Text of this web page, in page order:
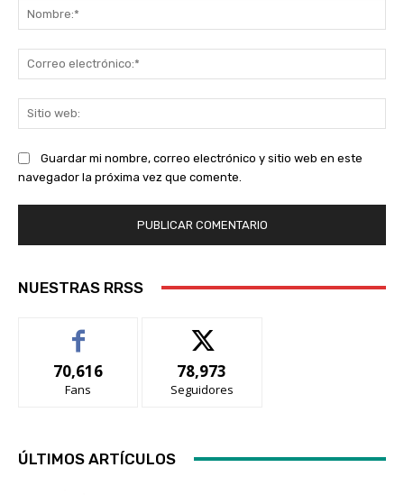
Guardar mi nombre, correo electrónico y sitio web en este
navegador la próxima vez que comente.
NUESTRAS RRSS
70,616
Fans
78,973
Seguidores
ÚLTIMOS ARTÍCULOS